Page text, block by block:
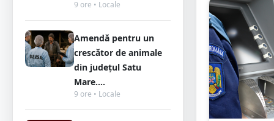
9 ore • Locale
Amendă pentru un
crescător de animale
din județul Satu
Mare....
9 ore • Locale